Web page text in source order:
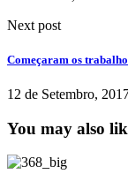
Next post
Começaram os
12 de Setembro,
You may also